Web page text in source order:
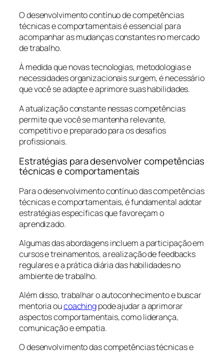
O desenvolvimento contínuo de competências
técnicas e comportamentais é essencial para
acompanhar as mudanças constantes no mercado
de trabalho.
À medida que novas tecnologias, metodologias e
necessidades organizacionais surgem, é necessário
que você se adapte e aprimore suas habilidades.
A atualização constante nessas competências
permite que você se mantenha relevante,
competitivo e preparado para os desafios
profissionais.
Estratégias para desenvolver competências
técnicas e comportamentais
Para o desenvolvimento contínuo das competências
técnicas e comportamentais, é fundamental adotar
estratégias específicas que favoreçam o
aprendizado.
Algumas das abordagens incluem a participação em
cursos e treinamentos, a realização de feedbacks
regulares e a prática diária das habilidades no
ambiente de trabalho.
Além disso, trabalhar o autoconhecimento e buscar
mentoria oucoachingpode ajudar a aprimorar
aspectos comportamentais, como liderança,
comunicação e empatia.
O desenvolvimento das competências técnicas e